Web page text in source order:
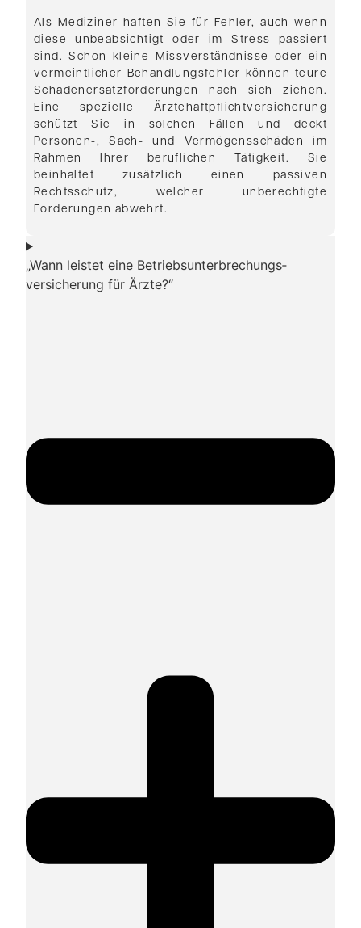
Als Mediziner haften Sie für Fehler, auch wenn
diese unbeabsichtigt oder im Stress passiert
sind. Schon kleine Missverständnisse oder ein
vermeintlicher Behandlungsfehler können teure
Schadenersatzforderungen nach sich ziehen.
Eine spezielle Ärztehaftpflichtversicherung
schützt Sie in solchen Fällen und deckt
Personen-, Sach- und Vermögensschäden im
Rahmen Ihrer beruflichen Tätigkeit. Sie
beinhaltet zusätzlich einen passiven
Rechtsschutz, welcher unberechtigte
Forderungen abwehrt.
„Wann leistet eine Betriebsunterbrechungs­
versicherung für Ärzte?“